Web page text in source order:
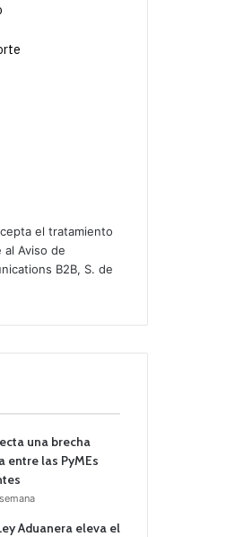
el tratamiento
alAviso de
B2B, S. de
una brecha
entre las PyMEs
Aduanera eleva el